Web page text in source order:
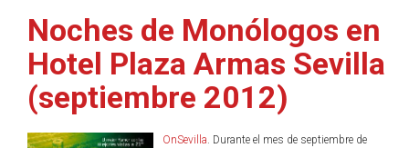
Noches de Monólogos en
Hotel Plaza Armas Sevilla
(septiembre 2012)
OnSevilla. Durante el mes de septiembre de